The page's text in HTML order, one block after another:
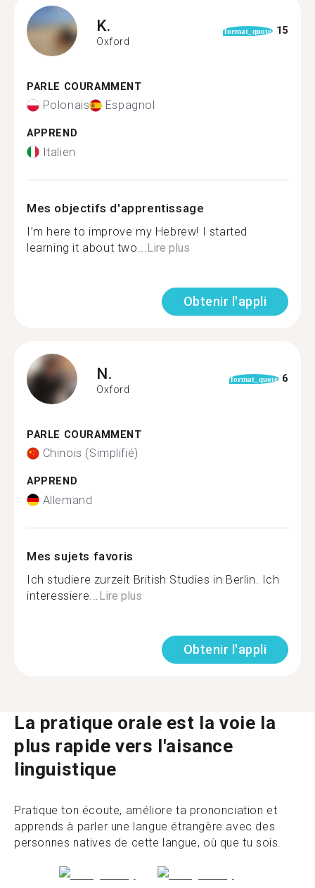
K.
Oxford
format_quote 15
PARLE COURAMMENT
Polonais Espagnol
APPREND
Italien
Mes objectifs d'apprentissage
I’m here to improve my Hebrew! I started
learning it about two... Lire plus
Obtenir l'appli
N.
Oxford
format_quote 6
PARLE COURAMMENT
Chinois (Simplifié)
APPREND
Allemand
Mes sujets favoris
Ich studiere zurzeit British Studies in Berlin. Ich
interessiere... Lire plus
Obtenir l'appli
La pratique orale est la voie la
plus rapide vers l'aisance
linguistique
Pratique ton écoute, améliore ta prononciation et
apprends à parler une langue étrangère avec des
personnes natives de cette langue, où que tu sois.